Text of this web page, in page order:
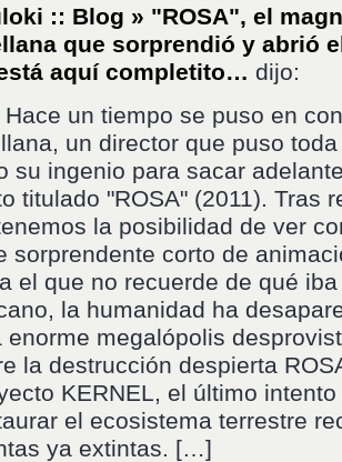
:: Blog » "ROSA", el
que sorprendió y abrió
aquí completito… dijo:
un tiempo se puso en
un director que puso
su ingenio para sacar
titulado "ROSA" (2011). Tras
la posibilidad de ver
sorprendente corto de
el que no recuerde de qué
la humanidad ha
enorme megalópolis
la destrucción despierta
KERNEL, el último
el ecosistema terrestre
ya extintas. […]